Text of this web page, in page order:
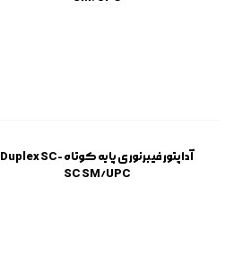
آداپتور فیبرنوری پایه کوتاه Duplex SC-
SC SM/UPC